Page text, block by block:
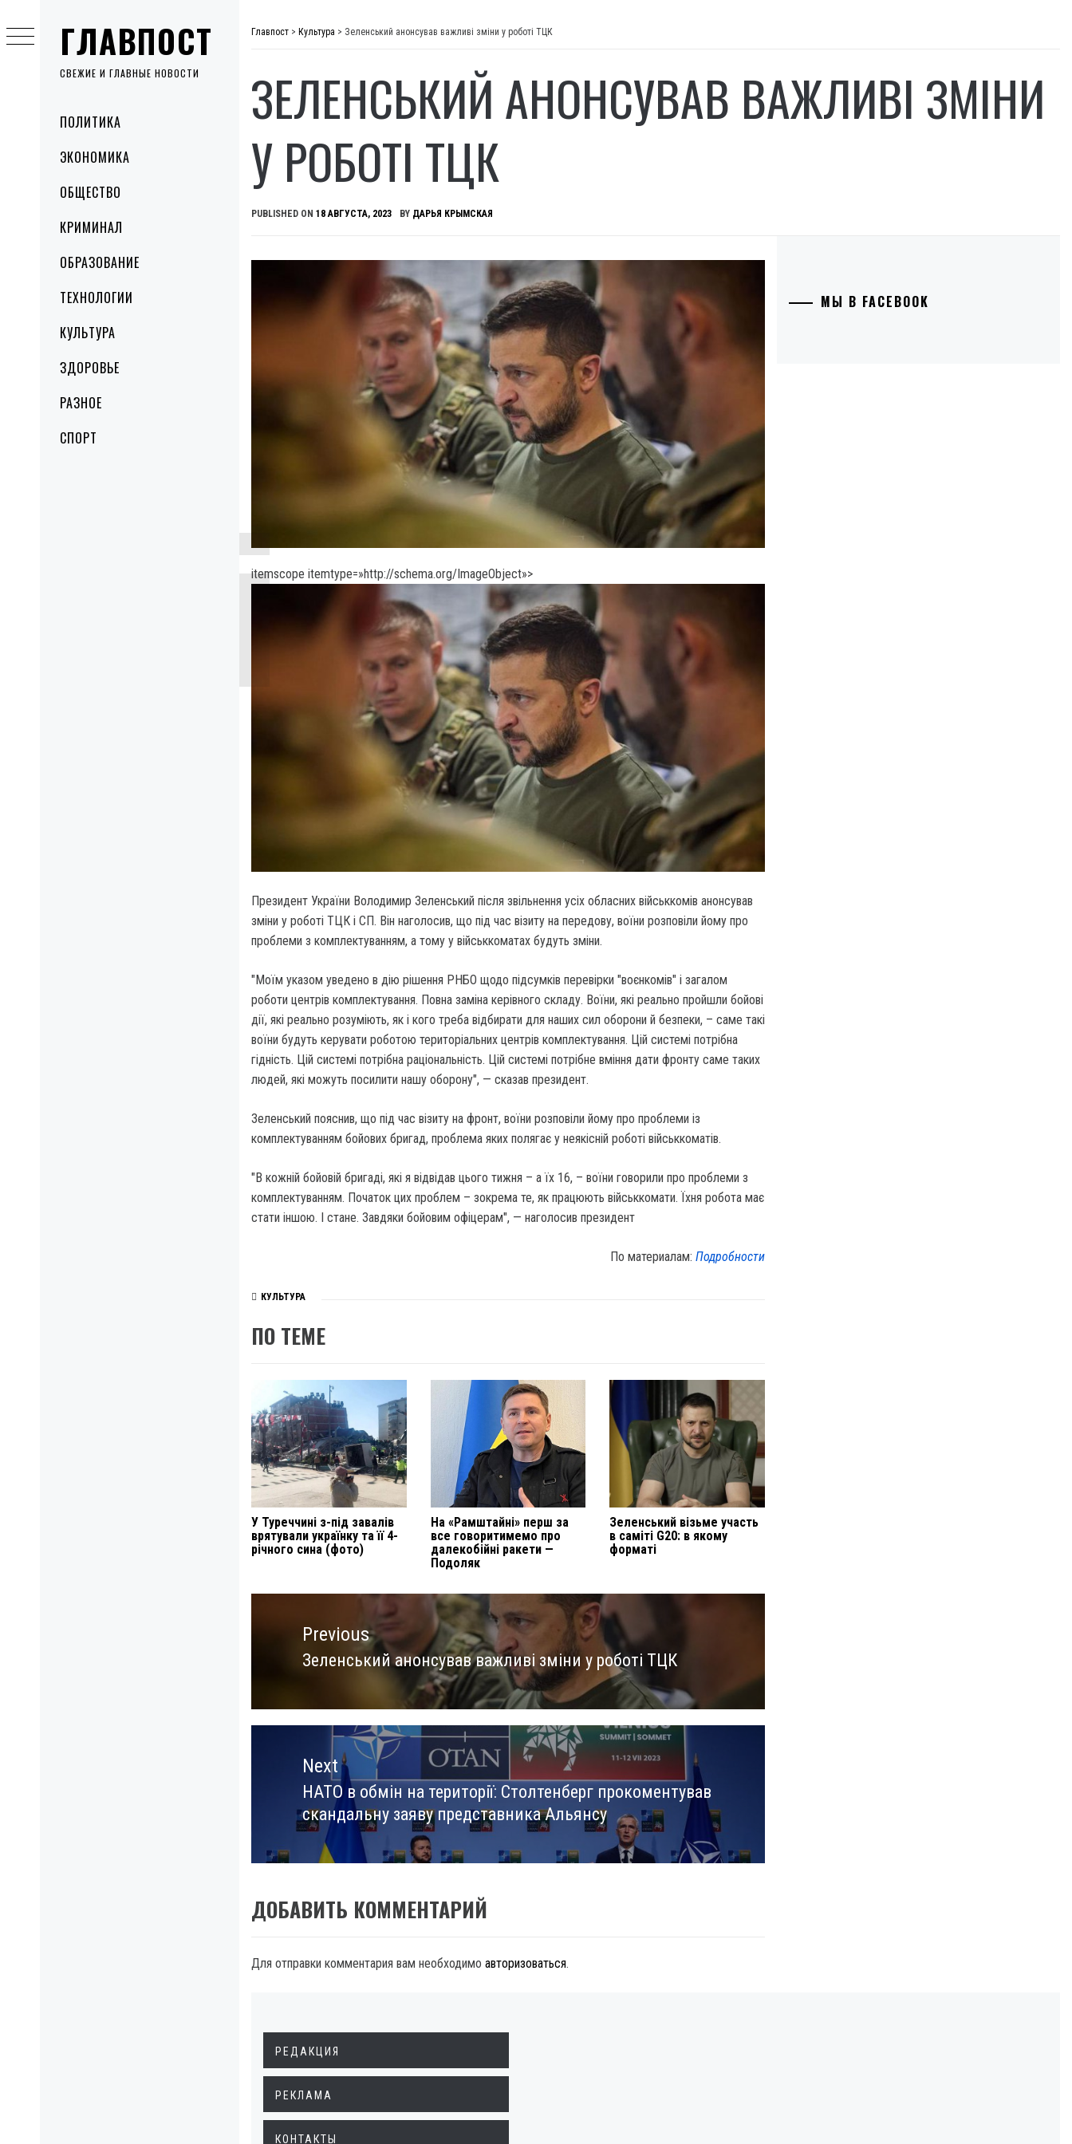
ГЛАВПОСТ
СВЕЖИЕ И ГЛАВНЫЕ НОВОСТИ
MenuПОЛИТИКА
ЭКОНОМИКА
ОБЩЕСТВО
КРИМИНАЛ
ОБРАЗОВАНИЕ
ТЕХНОЛОГИИ
КУЛЬТУРА
ЗДОРОВЬЕ
РАЗНОЕ
СПОРТ
to
content
Главпост > Культура > Зеленський анонсував важливі зміни у роботі ТЦК
ЗЕЛЕНСЬКИЙ АНОНСУВАВ ВАЖЛИВІ ЗМІНИ
У РОБОТІ ТЦК
PUBLISHED ON 18 АВГУСТА, 2023 BY ДАРЬЯ КРЫМСКАЯ
itemscope itemtype=»http://schema.org/ImageObject»>
Президент України Володимир Зеленський після звільнення усіх обласних військкомів анонсував
зміни у роботі ТЦК і СП. Він наголосив, що під час візиту на передову, воїни розповіли йому про
проблеми з комплектуванням, а тому у військкоматах будуть зміни.
"Моїм указом уведено в дію рішення РНБО щодо підсумків перевірки "воєнкомів" і загалом
роботи центрів комплектування. Повна заміна керівного складу. Воїни, які реально пройшли бойові
дії, які реально розуміють, як і кого треба відбирати для наших сил оборони й безпеки, – саме такі
воїни будуть керувати роботою територіальних центрів комплектування. Цій системі потрібна
гідність. Цій системі потрібна раціональність. Цій системі потрібне вміння дати фронту саме таких
людей, які можуть посилити нашу оборону", — сказав президент.
Зеленський пояснив, що під час візиту на фронт, воїни розповіли йому про проблеми із
комплектуванням бойових бригад, проблема яких полягає у неякісній роботі військкоматів.
"В кожній бойовій бригаді, які я відвідав цього тижня – а їх 16, – воїни говорили про проблеми з
комплектуванням. Початок цих проблем – зокрема те, як працюють військкомати. Їхня робота має
стати іншою. І стане. Завдяки бойовим офіцерам", — наголосив президент
По материалам:Подробности
КУЛЬТУРА
ПО ТЕМЕ
У Туреччині з-під завалів
врятували українку та її 4-
річного сина (фото)
На «Рамштайні» перш за
все говоритимемо про
далекобійні ракети —
Подоляк
Зеленський візьме участь
в саміті G20: в якому
форматі
Навигация
по
записямPrevious
Previous
Зеленський анонсував важливі зміни у роботі ТЦК
Next
Next
post:
НАТО в обмін на території: Столтенберг прокоментував
скандальну заяву представника Альянсу
ДОБАВИТЬ КОММЕНТАРИЙ
Для отправки комментария вам необходимо авторизоваться.
МЫ В FACEBOOK
РЕДАКЦИЯ
РЕКЛАМА
КОНТАКТЫ